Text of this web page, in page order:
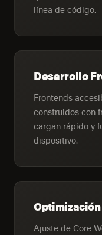
línea de código.
Desarrollo
Frontends
construidos con
cargan rápido y
dispositivo.
Ajuste de Core